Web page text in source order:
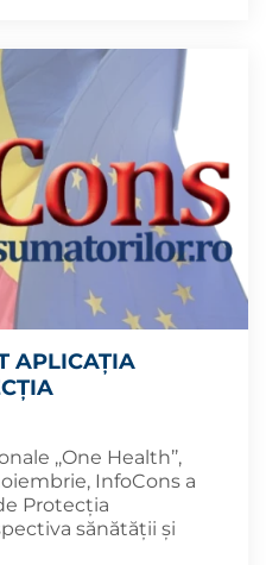
APLICAȚIA
,,One Health’’,
InfoCons a
Protecția
sănătății și